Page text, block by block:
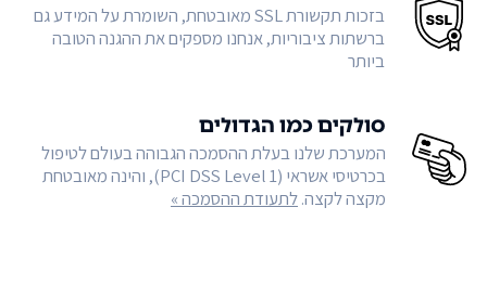
בזכות תקשורת SSL מאובטחת, השומרת על המידע גם
ברשתות ציבוריות, אנחנו מספקים את ההגנה הטובה
ביותר
סולקים כמו הגדולים
המערכת שלנו בעלת ההסמכה הגבוהה בעולם לטיפול
בכרטיסי אשראי (PCI DSS Level 1), והינה מאובטחת
מקצה לקצה.לתעודת ההסמכה »